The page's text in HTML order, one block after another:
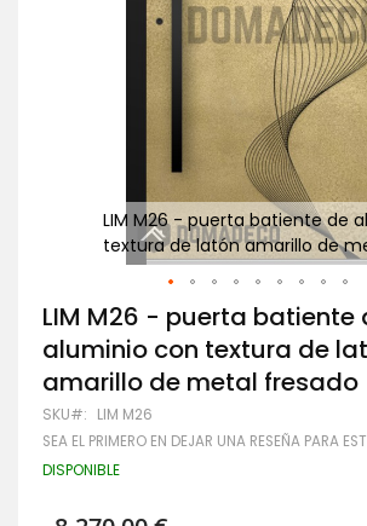
LIM M26 - puerta batiente de
textura de latón amarillo de
Saltar
al
comienzo
de
la
galería
de
imágenes
LIM M26 - puerta batiente
aluminio con textura de
amarillo de metal fresado
SKU LIM M26
SEA EL PRIMERO EN DEJAR UNA RESEÑA PARA
DISPONIBLE